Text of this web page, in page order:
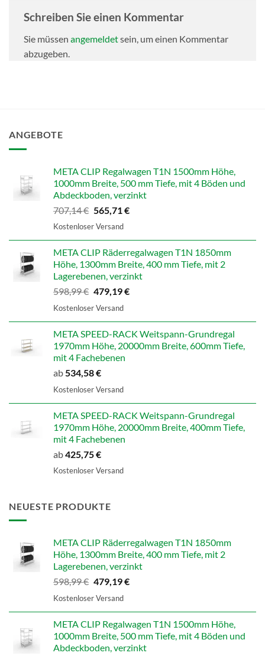
Schreiben Sie einen Kommentar
Sie müssen angemeldetsein, um einen Kommentar
abzugeben.
ANGEBOTE
META CLIP Regalwagen T1N 1500mm Höhe,
1000mm Breite, 500 mm Tiefe, mit 4 Böden und
Abdeckboden, verzinkt
707,14€ Ursprünglicher
Preis
565,71 €Aktueller
Kostenloser Versand
META CLIP Räderregalwagen T1N 1850mm
Höhe, 1300mm Breite, 400 mm Tiefe, mit 2
Lagerebenen, verzinkt
598,99€ Ursprünglicher
Preis
479,19€Aktueller
Kostenloser Versand
META SPEED-RACK Weitspann-Grundregal
1970mm Höhe, 20000mm Breite, 600mm Tiefe,
mit 4 Fachebenen
ab534,58€
Kostenloser Versand
META SPEED-RACK Weitspann-Grundregal
1970mm Höhe, 20000mm Breite, 400mm Tiefe,
mit 4 Fachebenen
ab425,75€
Kostenloser Versand
NEUESTE PRODUKTE
META CLIP Räderregalwagen T1N 1850mm
Höhe, 1300mm Breite, 400 mm Tiefe, mit 2
Lagerebenen, verzinkt
598,99€ Ursprünglicher
Preis
479,19€Aktueller
Kostenloser Versand
META CLIP Regalwagen T1N 1500mm Höhe,
1000mm Breite, 500 mm Tiefe, mit 4 Böden und
Abdeckboden, verzinkt